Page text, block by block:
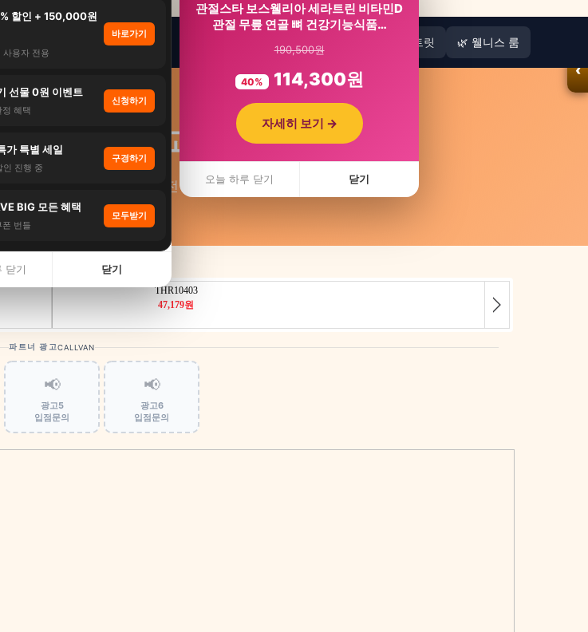
‹
🌿 웰니스 리트릿 🌿 웰니스 룸
스 최저가 비교
톡스 웰니스 리트릿 비교 · 전국콜
파트너 광고CALLVAN
📢
광고5
입점문의
📢
광고6
입점문의
할인 + 150,000원
사용자 전용
바로가기
선물 0원 이벤트
혜택
신청하기
가 특별 세일
인 진행 중
구경하기
BIG 모든 혜택
폰 번들
모두받기
닫기 닫기
관절스타 보스웰리아 세라트린 비타민D
관절 무릎 연골 뼈 건강기능식품…
190,500원
40% 114,300원
자세히 보기 →
오늘 하루 닫기 닫기